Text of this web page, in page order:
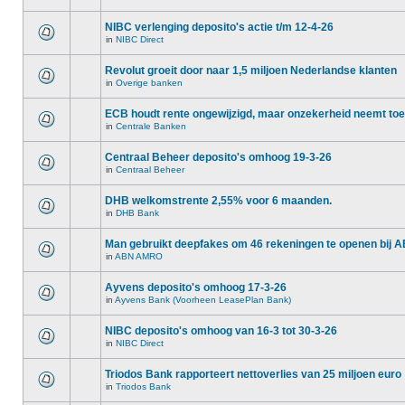
NIBC verlenging deposito's actie t/m 12-4-26
in NIBC Direct
Revolut groeit door naar 1,5 miljoen Nederlandse klanten
in Overige banken
ECB houdt rente ongewijzigd, maar onzekerheid neemt
in Centrale Banken
Centraal Beheer deposito's omhoog 19-3-26
in Centraal Beheer
DHB welkomstrente 2,55% voor 6 maanden.
in DHB Bank
Man gebruikt deepfakes om 46 rekeningen te openen bij
in ABN AMRO
Ayvens deposito's omhoog 17-3-26
in Ayvens Bank (Voorheen LeasePlan Bank)
NIBC deposito's omhoog van 16-3 tot 30-3-26
in NIBC Direct
Triodos Bank rapporteert nettoverlies van 25 miljoen euro
in Triodos Bank